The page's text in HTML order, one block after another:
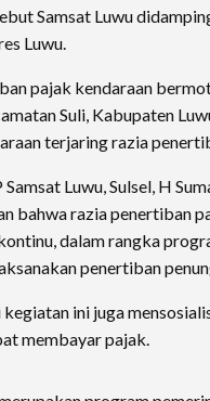
Samsat Luwu
Luwu.
pajak kendaraan
Suli, Kabupaten
terjaring razia
Luwu, Sulsel, H
bahwa razia penertiban
dalam rangka
penertiban
kegiatan ini juga
membayar pajak.